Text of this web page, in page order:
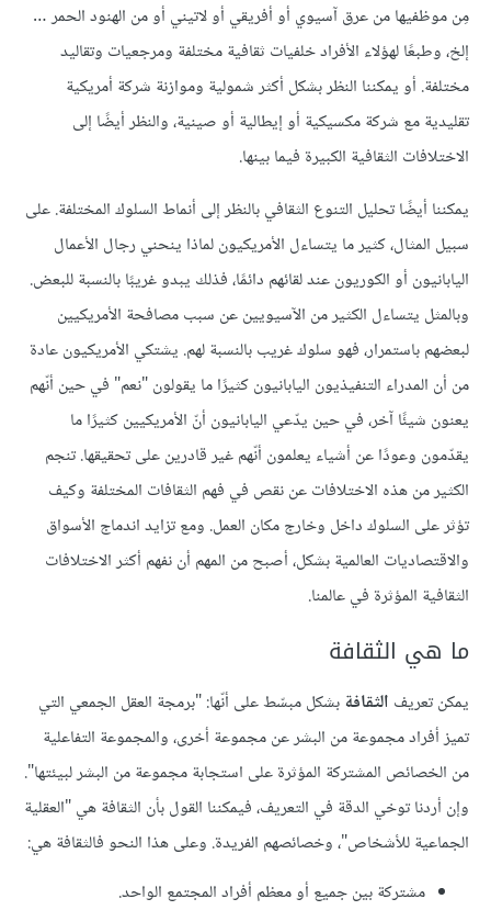
مِن موظفيها من عرق آسيوي أو أفريقي أو لاتيني أو من الهنود الحمر …
إلخ، وطبعًا لهؤلاء الأفراد خلفيات ثقافية مختلفة ومرجعيات وتقاليد
مختلفة. أو يمكننا النظر بشكل أكثر شمولية وموازنة شركة أمريكية
تقليدية مع شركة مكسيكية أو إيطالية أو صينية، والنظر أيضًا إلى
الاختلافات الثقافية الكبيرة فيما بينها.
يمكننا أيضًا تحليل التنوع الثقافي بالنظر إلى أنماط السلوك المختلفة. على
سبيل المثال، كثير ما يتساءل الأمريكيون لماذا ينحني رجال الأعمال
اليابانيون أو الكوريون عند لقائهم دائمًا، فذلك يبدو غريبًا بالنسبة للبعض.
وبالمثل يتساءل الكثير من الآسيويين عن سبب مصافحة الأمريكيين
لبعضهم باستمرار، فهو سلوك غريب بالنسبة لهم. يشتكي الأمريكيون عادة
من أن المدراء التنفيذيون اليابانيون كثيرًا ما يقولون "نعم" في حين أنّهم
يعنون شيئًا آخر، في حين يدّعي اليابانيون أنّ الأمريكيين كثيرًا ما
يقدّمون وعودًا عن أشياء يعلمون أنّهم غير قادرين على تحقيقها. تنجم
الكثير من هذه الاختلافات عن نقص في فهم الثقافات المختلفة وكيف
تؤثر على السلوك داخل وخارج مكان العمل. ومع تزايد اندماج الأسواق
والاقتصاديات العالمية بشكل، أصبح من المهم أن نفهم أكثر الاختلافات
الثقافية المؤثرة في عالمنا.
ما هي الثقافة
يمكن تعريف الثقافة بشكل مبسّط على أنّها: "برمجة العقل الجمعي التي
تميز أفراد مجموعة من البشر عن مجموعة أخرى، والمجموعة التفاعلية
من الخصائص المشتركة المؤثرة على استجابة مجموعة من البشر لبيئتها".
وإن أردنا توخي الدقة في التعريف، فيمكننا القول بأن الثقافة هي "العقلية
الجماعية للأشخاص"، وخصائصهم الفريدة. وعلى هذا النحو فالثقافة هي:
مشتركة بين جميع أو معظم أفراد المجتمع الواحد.